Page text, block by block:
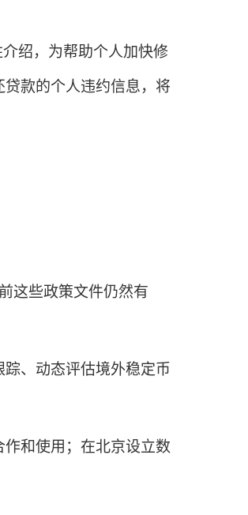
绍，为帮助个人加快修
款的个人违约信息，将
这些政策文件仍然有
、动态评估境外稳定币
和使用；在北京设立数